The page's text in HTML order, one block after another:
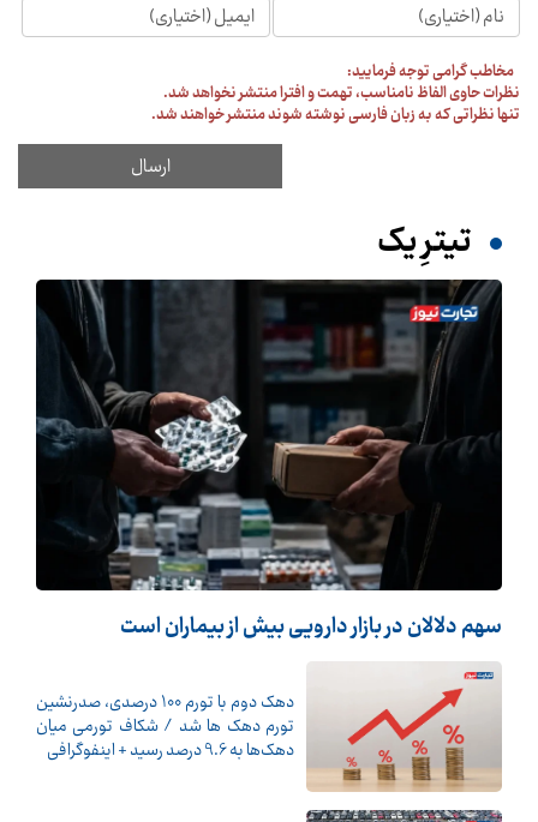
مخاطب گرامی توجه فرمایید:
نظرات حاوی الفاظ نامناسب، تهمت و افترا منتشر نخواهد شد.
تنها نظراتی که به زبان فارسی نوشته شوند منتشر خواهند شد.
تیترِ یک
سهم دلالان در بازار دارویی بیش از بیماران است
دهک دوم با تورم 100 درصدی، صدرنشین
تورم دهک ها شد / شکاف تورمی میان
دهک‌ها به 9.6 درصد رسید + اینفوگرافی